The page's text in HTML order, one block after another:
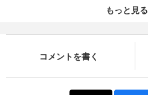
もっと見る
コメントを書く